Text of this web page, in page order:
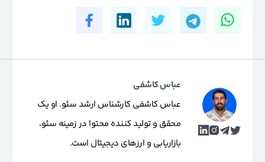
عباس کاشفی
عباس کاشفی کارشناس ارشد سئو. او یک
محقق و تولید کننده محتوا در زمینه سئو،
بازاریابی و ارزهای دیجیتال است.